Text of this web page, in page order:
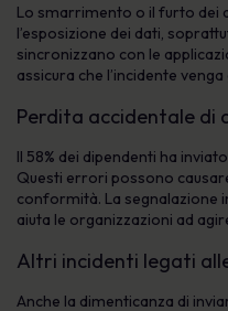
Lo smarrimento o il furto dei
l’esposizione dei dati,
sincronizzano con le
assicura che l’incidente
Perdita accidentale di
Il 58% dei dipendenti ha
Questi errori possono
conformità. La segnalazione
aiuta le organizzazioni ad
Altri incidenti legati
Anche la dimenticanza di